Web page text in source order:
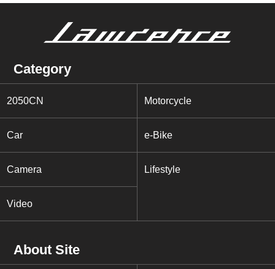
Category
2050CN Motorcycle
Car e-Bike
Camera Lifestyle
Video
About Site